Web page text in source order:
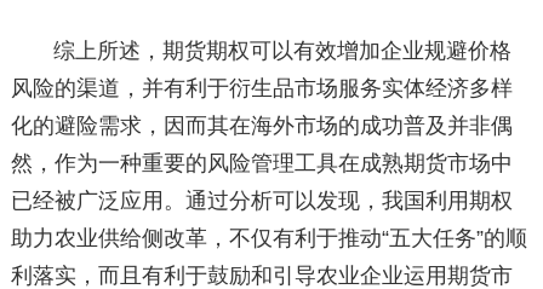
综上所述，期货期权可以有效增加企业规避价格
风险的渠道，并有利于衍生品市场服务实体经济多样
化的避险需求，因而其在海外市场的成功普及并非偶
然，作为一种重要的风险管理工具在成熟期货市场中
已经被广泛应用。通过分析可以发现，我国利用期权
助力农业供给侧改革，不仅有利于推动“五大任务”的顺
利落实，而且有利于鼓励和引导农业企业运用期货市